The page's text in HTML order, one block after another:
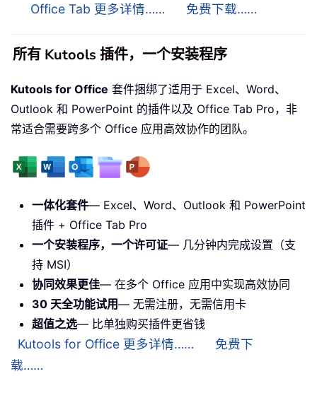
Office Tab 更多详情…… 免费下载……
所有 Kutools 插件，一个安装程序
Kutools for Office 套件捆绑了适用于 Excel、Word、
Outlook 和 PowerPoint 的插件以及 Office Tab Pro，非
常适合需要跨多个 Office 应用高效协作的团队。
一体化套件— Excel、Word、Outlook 和 PowerPoint
插件 + Office Tab Pro
一个安装程序，一个许可证— 几分钟内完成设置（支
持 MSI）
协同效果更佳— 在多个 Office 应用中实现高效协同
30 天全功能试用— 无需注册，无需信用卡
超值之选— 比单独购买插件更省钱
Kutools for Office 更多详情……
免费下
载……